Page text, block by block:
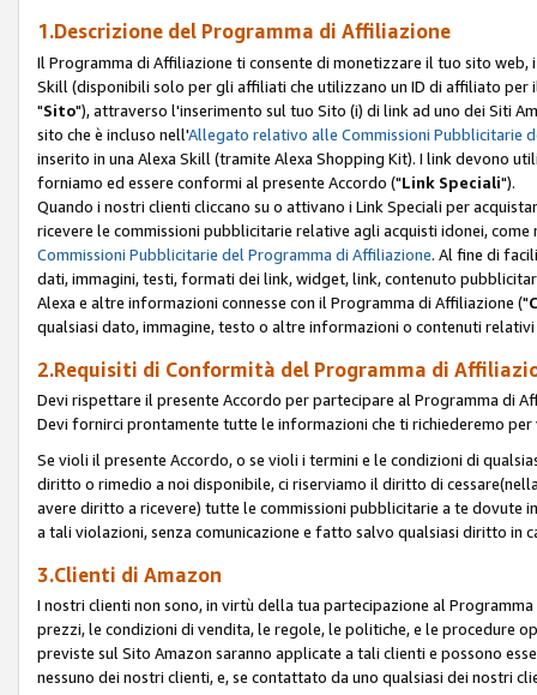
1.Descrizione del Programma di Affiliazione
Il Programma di Affiliazione ti consente di monetizzare il tuo sito
Skill (disponibili solo per gli affiliati che utilizzano un ID di affiliato per
"Sito"), attraverso l'inserimento sul tuo Sito (i) di link ad uno dei Siti
sito che è incluso nell'Allegato relativo alle Commissioni Pubblicitarie
inserito in una Alexa Skill (tramite Alexa Shopping Kit). I link devono
forniamo ed essere conformi al presente Accordo ("Link Speciali").
Quando i nostri clienti cliccano su o attivano i Link Speciali per
ricevere le commissioni pubblicitarie relative agli acquisti idonei,
Commissioni Pubblicitarie del Programma di Affiliazione. Al fine di
dati, immagini, testi, formati dei link, widget, link, contenuto
Alexa e altre informazioni connesse con il Programma di Affiliazione ("
qualsiasi dato, immagine, testo o altre informazioni o contenuti
2.Requisiti di Conformità del Programma di
Devi rispettare il presente Accordo per partecipare al Programma di
Devi fornirci prontamente tutte le informazioni che ti richiederemo
Se violi il presente Accordo, o se violi i termini e le condizioni di
diritto o rimedio a noi disponibile, ci riserviamo il diritto di
avere diritto a ricevere) tutte le commissioni pubblicitarie a te dovute
a tali violazioni, senza comunicazione e fatto salvo qualsiasi diritto in
3.Clienti di Amazon
I nostri clienti non sono, in virtù della tua partecipazione al
prezzi, le condizioni di vendita, le regole, le politiche, e le procedure
previste sul Sito Amazon saranno applicate a tali clienti e possono
nessuno dei nostri clienti, e, se contattato da uno qualsiasi dei nostri